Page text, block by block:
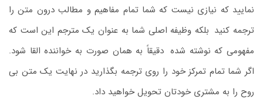
نمایید که نیازی نیست که شما تمام مفاهیم و مطالب درون متن را
ترجمه کنید بلکه وظیفه اصلی شما به‌ عنوان یک مترجم این است که
مفهومی که نوشته‌ شده دقیقاً به همان صورت به خواننده القا شود.
اگر شما تمام تمرکز خود را روی ترجمه بگذارید در نهایت یک متن بی‌
روح را به مشتری خودتان تحویل خواهید داد.